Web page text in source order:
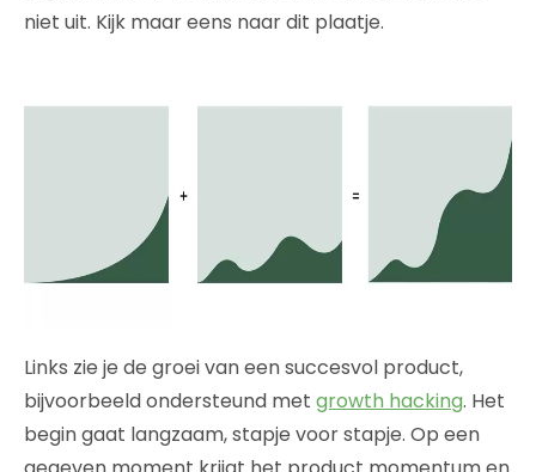
niet uit. Kijk maar eens naar dit plaatje.
Links zie je de groei van een succesvol product,
bijvoorbeeld ondersteund met growth hacking. Het
begin gaat langzaam, stapje voor stapje. Op een